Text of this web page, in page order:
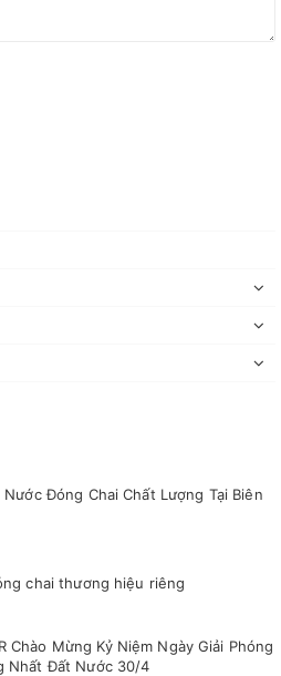
Nước Đóng Chai Chất Lượng Tại Biên
chai thương hiệu riêng
Chào Mừng Kỷ Niệm Ngày Giải Phóng
Nhất Đất Nước 30/4